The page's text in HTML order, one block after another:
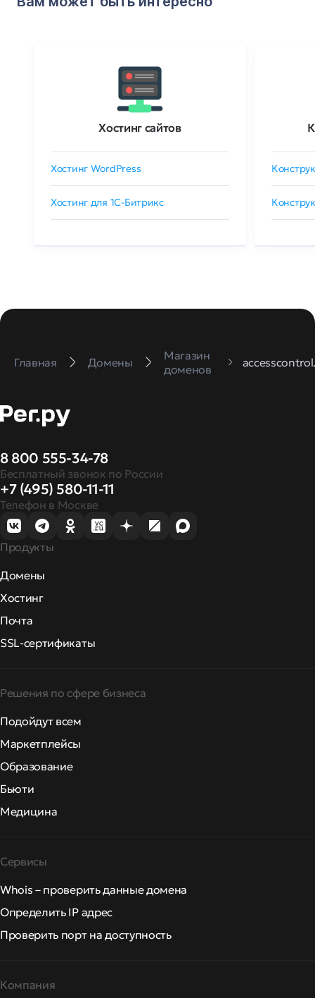
Хостинг сайтов
Хостинг WordPress
Хостинг для 1C-Битрикс
Главная Домены
Магазин
доменов
8 800 555-34-78
Бесплатный звонок по России
+7 (495) 580-11-11
Телефон в Москве
Продукты
Домены
Хостинг
Почта
SSL-сертификаты
Решения по сфере бизнеса
Подойдут всем
Маркетплейсы
Образование
Бьюти
Медицина
Сервисы
Whois – проверить данные домена
Определить IP адрес
Проверить порт на доступность
Компания